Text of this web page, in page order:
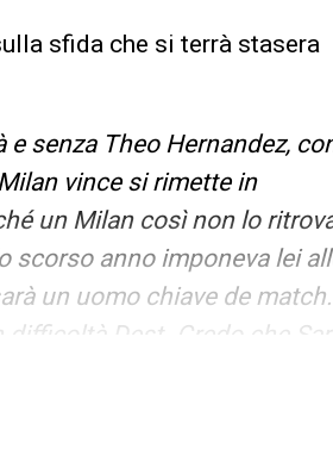
sfida che si terrà stasera
senza Theo Hernandez,
vince si rimette in
un Milan così non lo
scorso anno imponeva lei
un uomo chiave de
Dest. Credo che Sarri
vince